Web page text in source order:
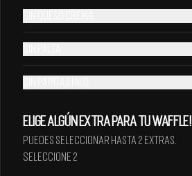
Elige algún EXTRA para tu Waffle!
Puedes seleccionar hasta 2 Extras.
Seleccione 2